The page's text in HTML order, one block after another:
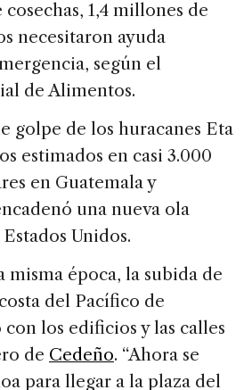
1,4 millones de
necesitaron ayuda
según el
de Alimentos.
golpe de los huracanes Eta
estimados en casi 3.000
en Guatemala y
una nueva ola
Unidos.
misma época, la subida de
del Pacífico de
los edificios y las calles
de Cedeño. “Ahora se
para llegar a la plaza del